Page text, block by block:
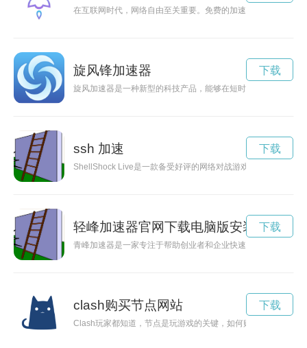
在互联网时代，网络自由至关重要。免费的加速器可以帮助人
旋风锋加速器
旋风加速器是一种新型的科技产品，能够在短时间内将物体加
下载
ssh 加速
ShellShock Live是一款备受好评的网络对战游戏，而加速器可
下载
轻峰加速器官网下载电脑版安装
青峰加速器是一家专注于帮助创业者和企业快速成长的加速器
下载
clash购买节点网站
Clash玩家都知道，节点是玩游戏的关键，如何购买适合自己的
下载